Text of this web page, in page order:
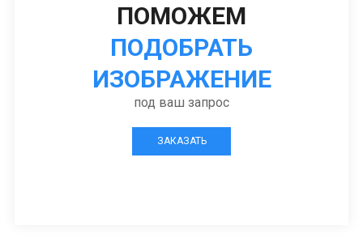
ПОМОЖЕМ
ПОДОБРАТЬ
ИЗОБРАЖЕНИЕ
под ваш запрос
ЗАКАЗАТЬ